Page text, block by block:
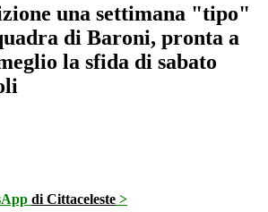
una settimana "tipo"
di Baroni, pronta a
la sfida di sabato
di Cittaceleste >